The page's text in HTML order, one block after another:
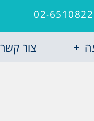
02-6510822
צור קשר